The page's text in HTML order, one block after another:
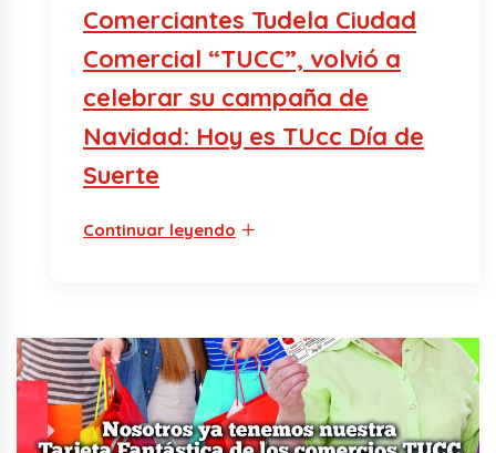
Comerciantes Tudela Ciudad
Comercial “TUCC”, volvió a
celebrar su campaña de
Navidad: Hoy es TUcc Día de
Suerte
Continuar leyendo